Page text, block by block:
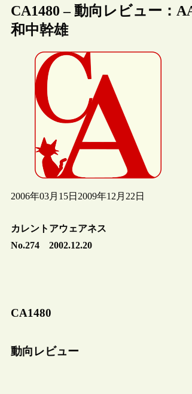
CA1480 – 動向レビュー：
和中幹雄
2006年03月15日 2009年12月22日
カレントアウェアネス
No.274 2002.12.20
CA1480
動向レビュー